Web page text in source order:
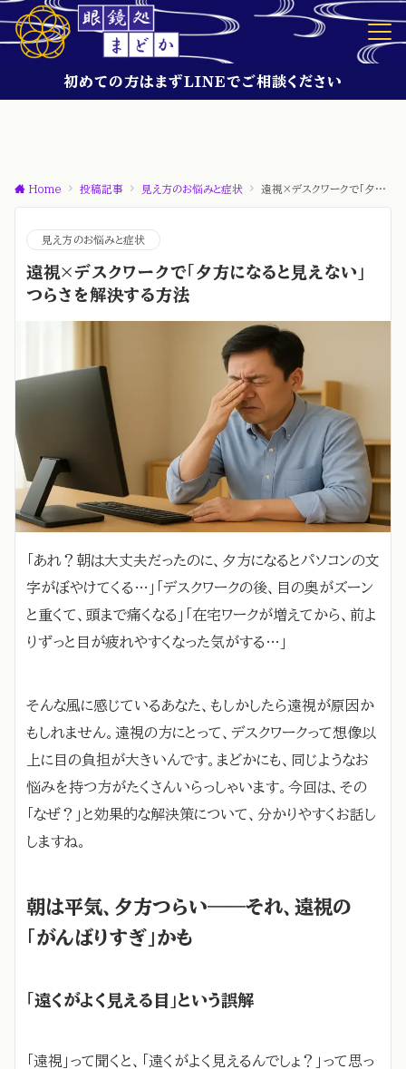
初めての方はまずLINEでご相談ください
Home 投稿記事 見え方のお悩みと症状 遠視×デスクワークで「夕方になると見えない」つらさを解決する方法
見え方のお悩みと症状
遠視×デスクワークで「夕方になると見えない」
つらさを解決する方法
「あれ？朝は大丈夫だったのに、夕方になるとパソコンの文
字がぼやけてくる…」「デスクワークの後、目の奥がズーン
と重くて、頭まで痛くなる」「在宅ワークが増えてから、前よ
りずっと目が疲れやすくなった気がする…」
そんな風に感じているあなた、もしかしたら遠視が原因か
もしれません。遠視の方にとって、デスクワークって想像以
上に目の負担が大きいんです。まどかにも、同じようなお
悩みを持つ方がたくさんいらっしゃいます。今回は、その
「なぜ？」と効果的な解決策について、分かりやすくお話し
しますね。
朝は平気、夕方つらい――それ、遠視の
「がんばりすぎ」かも
「遠くがよく見える目」という誤解
「遠視」って聞くと、「遠くがよく見えるんでしょ？」って思っ